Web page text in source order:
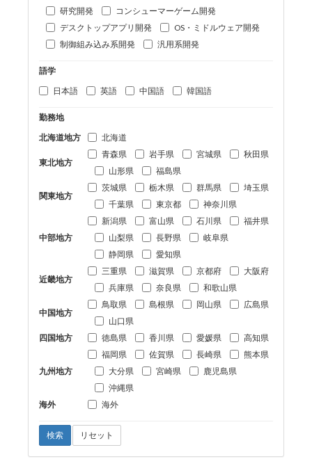
研究開発
コンシューマーゲーム開発
デスクトップアプリ開発
OS・ミドルウェア開発
制御組み込み系開発
汎用系開発
語学
日本語
英語 中国語 韓国語
勤務地
北海道地方
北海道
東北地方
青森県 岩手県 宮城県
秋田県
山形県
福島県
関東地方
茨城県 栃木県 群馬県
埼玉県
千葉県
東京都 神奈川県
中部地方
新潟県 富山県 石川県
福井県
山梨県
長野県
岐阜県
静岡県
愛知県
近畿地方
三重県 滋賀県 京都府
大阪府
兵庫県
奈良県 和歌山県
中国地方
鳥取県 島根県 岡山県
広島県
山口県
四国地方
徳島県 香川県 愛媛県 高知県
九州地方
福岡県 佐賀県 長崎県
熊本県
大分県
宮崎県
鹿児島県
沖縄県
海外
海外
検索 リセット